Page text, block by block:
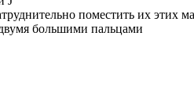
поместить их этих
большими пальцами